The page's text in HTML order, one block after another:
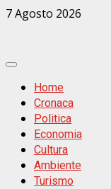
Zum
7 Agosto 2026
Primäres
MenüHome
Cronaca
Politica
Economia
Cultura
Ambiente
Turismo